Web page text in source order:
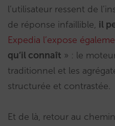
l’utilisateur ressent de
de réponse infaillible, il
Expedia l’expose
qu’il connaît » : le
traditionnel et les
structurée et contrastée.
Et de là, retour au